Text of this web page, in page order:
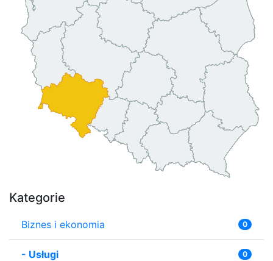
Kategorie
Biznes i ekonomia 0
- Usługi 0